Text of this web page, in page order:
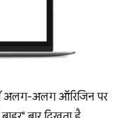
अलग-अलग ऑरिजिन पर